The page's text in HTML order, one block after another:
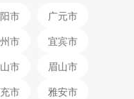
市
广元市
市
宜宾市
市
眉山市
市
雅安市